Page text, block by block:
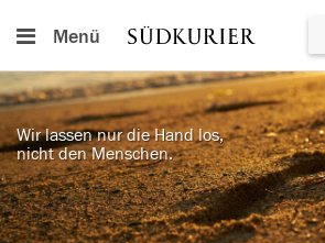
Menü
Wir lassen nur die Hand los,
nicht den Menschen.